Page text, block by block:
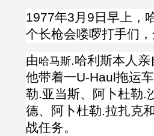
1977年3月9日早上，
个长枪会喽啰打手们
由哈马斯.哈利斯本人亲
他带着一U-Haul拖运
勒.亚当斯、阿卜杜勒.
德、 阿卜杜勒.拉扎克和
战任务。